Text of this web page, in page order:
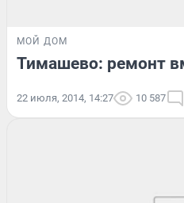
МОЙ ДОМ
Тимашево: ремонт
22 июля, 2014, 14:27 10 587